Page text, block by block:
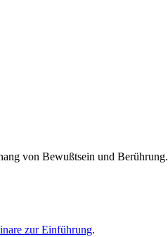
von Bewußtsein und Berührung.
zur Einführung.